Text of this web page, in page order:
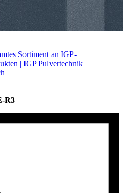
Sortiment an IGP-
| IGP Pulvertechnik
R3